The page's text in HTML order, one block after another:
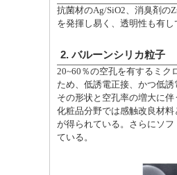
抗菌材のAg/SiO2、消臭剤の
を発揮し易く、透明性も有
2. バルーンシリカ粒子
20~60％の空孔を有するミク
ため、低誘電正接、かつ低
その形状と空孔率の増大に伴
化粧品分野では感触改良材
が得られている。さらにソ
ている。